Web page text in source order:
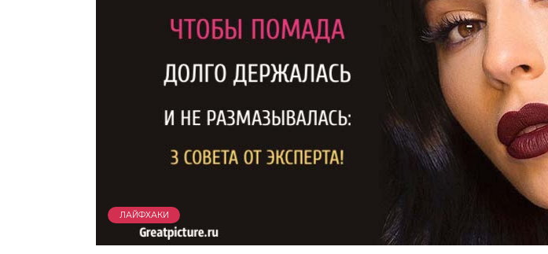
ЛАЙФХАКИ